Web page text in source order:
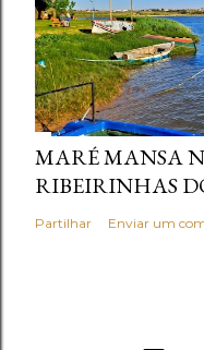
MARÉ MANSA
RIBEIRINHAS
Partilhar Enviar um